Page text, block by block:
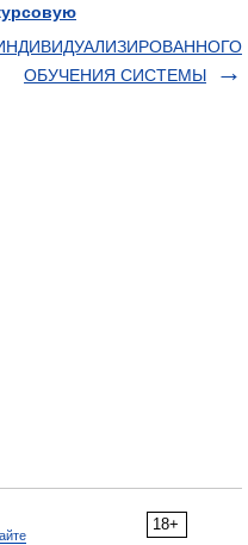
ОБУЧЕНИЯ СИСТЕМЫ
18+